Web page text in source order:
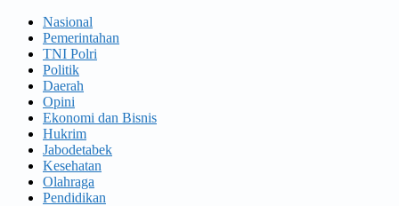
Nasional
Pemerintahan
TNI Polri
Politik
Daerah
Opini
Ekonomi dan Bisnis
Hukrim
Jabodetabek
Kesehatan
Olahraga
Pendidikan